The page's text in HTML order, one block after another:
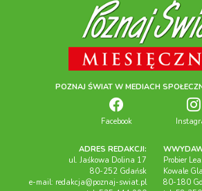
POZNAJ ŚWIAT W MEDIACH
Facebook
ADRES REDAKCJI:
ul. Jaśkowa Dolina 17
80-252 Gdańsk
e-mail: redakcja@poznaj-swiat.pl
Probier
Kowale
80-180